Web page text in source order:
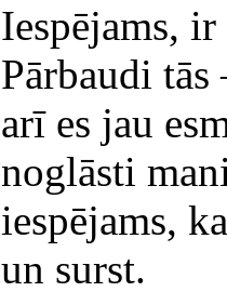
Iespējams,
Pārbaudi
arī es jau
noglāsti
iespējams,
un surst.